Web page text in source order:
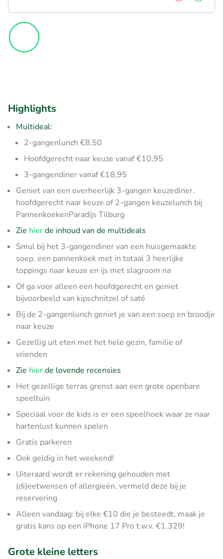
Highlights
Multideal:
2-gangenlunch €8,50
Hoofdgerecht naar keuze vanaf €10,95
3-gangendiner vanaf €18,95
Geniet van een overheerlijk 3-gangen keuzediner,
hoofdgerecht naar keuze of 2-gangen keuzelunch bij
PannenkoekenParadijs Tilburg
Zie hierde inhoud van de multideals
Smul bij het 3-gangendiner van een huisgemaakte
soep, een pannenkoek met in totaal 3 heerlijke
toppings naar keuze en ijs met slagroom na
Of ga voor alleen een hoofdgerecht en geniet
bijvoorbeeld van kipschnitzel of saté
Bij de 2-gangenlunch geniet je van een soep en broodje
naar keuze
Gezellig uit eten met het hele gezin, familie of
vrienden
Zie hierde lovende recensies
Het gezellige terras grenst aan een grote openbare
speeltuin
Speciaal voor de kids is er een speelhoek waar ze naar
hartenlust kunnen spelen
Gratis parkeren
Ook geldig in het weekend!
Uiteraard wordt er rekening gehouden met
(di)eetwensen of allergieën, vermeld deze bij je
reservering
Alleen vandaag: bij elke €10 die je besteedt, maak je
gratis kans op een iPhone 17 Pro t.w.v. €1.329!
Grote kleine letters